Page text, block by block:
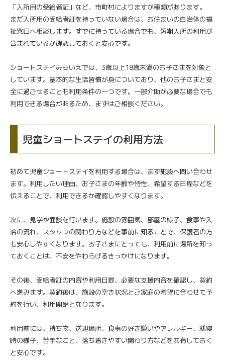
「入所用の受給者証」など、市町村によりますが種類があります。
まだ入所用の受給者証を持っていない場合は、お住まいの自治体の福
祉窓口へ相談します。すでに持っている場合でも、短期入所の利用が
含まれているか確認しておくと安心です。
ショートステイみらいえでは、3歳以上18歳未満のお子さまを対象と
しています。基本的な生活習慣が身についており、他のお子さまと安
全に過ごせることも利用条件の一つです。一部介助が必要な場合でも
利用できる場合があるため、まずはご相談ください。
児童ショートステイの利用方法
初めて児童ショートステイを利用する場合は、まず施設へ問い合わせ
ます。利用したい理由、お子さまの年齢や特性、希望する日程などを
伝えることで、利用できるか確認しやすくなります。
次に、見学や面談を行います。施設の雰囲気、部屋の様子、食事や入
浴の流れ、スタッフの関わり方などを事前に知ることで、保護者の方
も安心しやすくなります。お子さまにとっても、利用前に場所を知っ
ておくことは、不安をやわらげるきっかけになります。
その後、受給者証の内容や利用日数、必要な支援内容を確認し、契約
へ進みます。契約後は、施設の空き状況とご家庭の希望に合わせて予
約を行い、利用開始となります。
利用前には、持ち物、送迎場所、食事の好き嫌いやアレルギー、就寝
時の様子、苦手なこと、落ち着きやすい関わり方などを共有しておく
と安心です。